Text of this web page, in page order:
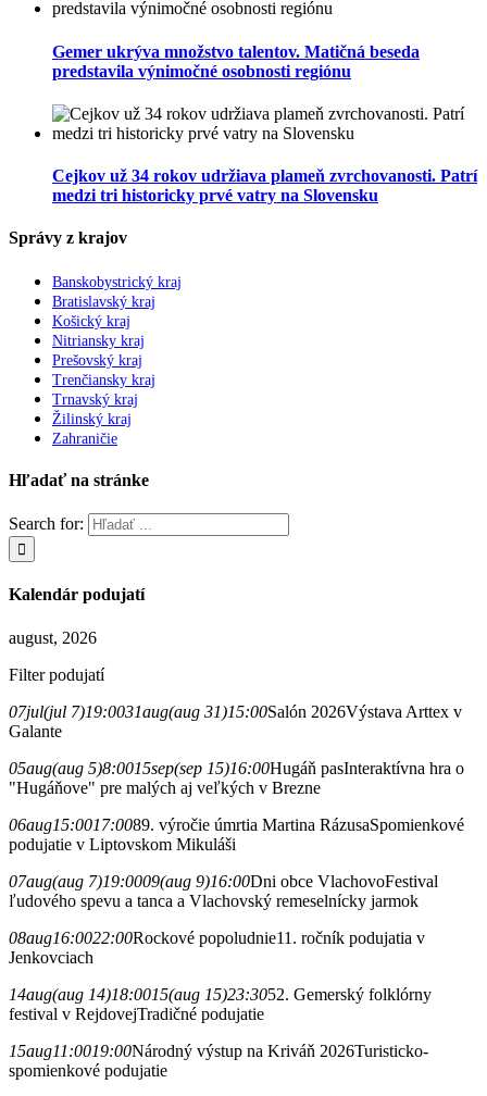
Gemer ukrýva množstvo talentov. Matičná beseda
predstavila výnimočné osobnosti regiónu
Cejkov už 34 rokov udržiava plameň zvrchovanosti. Patrí
medzi tri historicky prvé vatry na Slovensku
Správy z krajov
Banskobystrický kraj
Bratislavský kraj
Košický kraj
Nitriansky kraj
Prešovský kraj
Trenčiansky kraj
Trnavský kraj
Žilinský kraj
Zahraničie
Hľadať na stránke
Search for:
Kalendár podujatí
august, 2026
Filter podujatí
07jul(jul 7)19:0031aug(aug 31)15:00Salón 2026Výstava Arttex v
Galante
05aug(aug 5)8:0015sep(sep 15)16:00Hugáň pasInteraktívna hra o
"Hugáňove" pre malých aj veľkých v Brezne
06aug15:0017:0089. výročie úmrtia Martina RázusaSpomienkové
podujatie v Liptovskom Mikuláši
07aug(aug 7)19:0009(aug 9)16:00Dni obce VlachovoFestival
ľudového spevu a tanca a Vlachovský remeselnícky jarmok
08aug16:0022:00Rockové popoludnie11. ročník podujatia v
Jenkovciach
14aug(aug 14)18:0015(aug 15)23:3052. Gemerský folklórny
festival v RejdovejTradičné podujatie
15aug11:0019:00Národný výstup na Kriváň 2026Turisticko-
spomienkové podujatie